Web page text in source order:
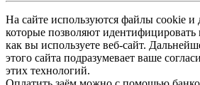
На сайте используются файлы cookie и
которые позволяют идентифицировать
как вы используете веб-сайт.
этого сайта подразумевает ваше
этих технологий.